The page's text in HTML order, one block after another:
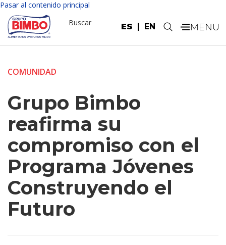
Pasar al contenido principal
ES EN
Buscar .
COMUNIDAD
Grupo Bimbo
reafirma su
compromiso con el
Programa Jóvenes
Construyendo el
Futuro